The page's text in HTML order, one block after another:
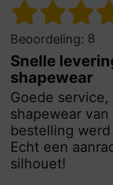
Beoordeling: 8
Snelle
shapewear
Goede
shapewear
bestelling
Echt een
silhouet!